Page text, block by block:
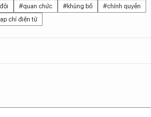
#quan chức #khủng bố
#chính quyền
chí điện tử